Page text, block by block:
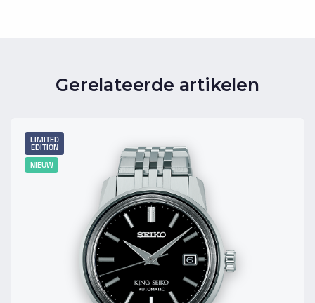
Gerelateerde artikelen
LIMITED
EDITION
NIEUW